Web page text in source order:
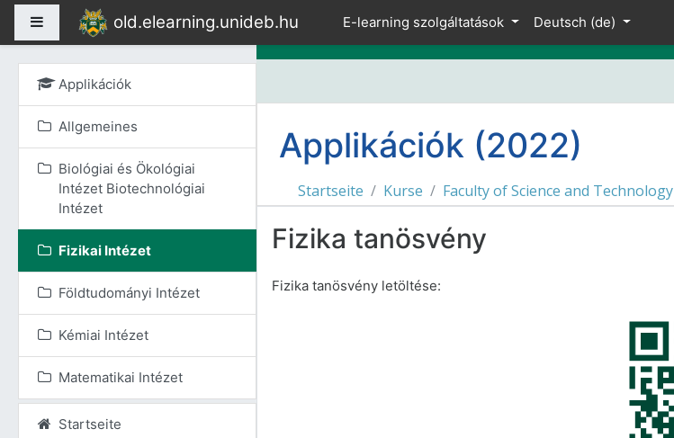
Website-Übersichtold.elearning.unideb.hu E-learning szolgáltatások Deutsch ‎(de)‎
Applikációk (2022)
Startseite Kurse Faculty of Science and Technology
Fizika tanösvény
Fizika tanösvény letöltése:
Applikációk
Allgemeines
Biológiai és Ökológiai
Intézet Biotechnológiai
Intézet
Fizikai Intézet
Földtudományi Intézet
Kémiai Intézet
Matematikai Intézet
Startseite